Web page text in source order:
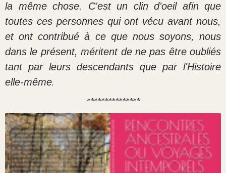
la même chose. C'est un clin d'oeil afin que
toutes ces personnes qui ont vécu avant nous,
et ont contribué à ce que nous soyons, nous
dans le présent, méritent de ne pas être oubliés
tant par leurs descendants que par l'Histoire
elle-même.
***************